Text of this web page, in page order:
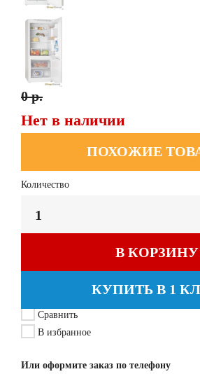
0 р.
Нет в наличии
ПОХОЖИЕ
Количество
В КОРЗИНУ
КУПИТЬ В 1
Сравнить
В избранное
Или оформите заказ по телефону